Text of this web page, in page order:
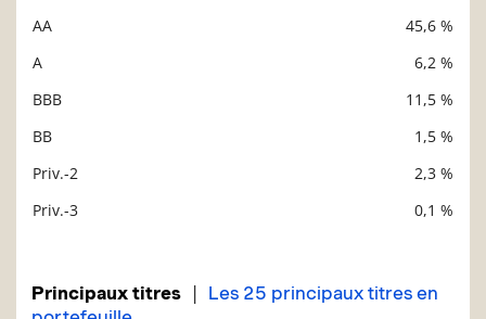
AA
45,6 %
A
6,2 %
BBB
11,5 %
BB
1,5 %
Priv.-2
2,3 %
Priv.-3
0,1 %
Principaux titres | Les 25 principaux titres en